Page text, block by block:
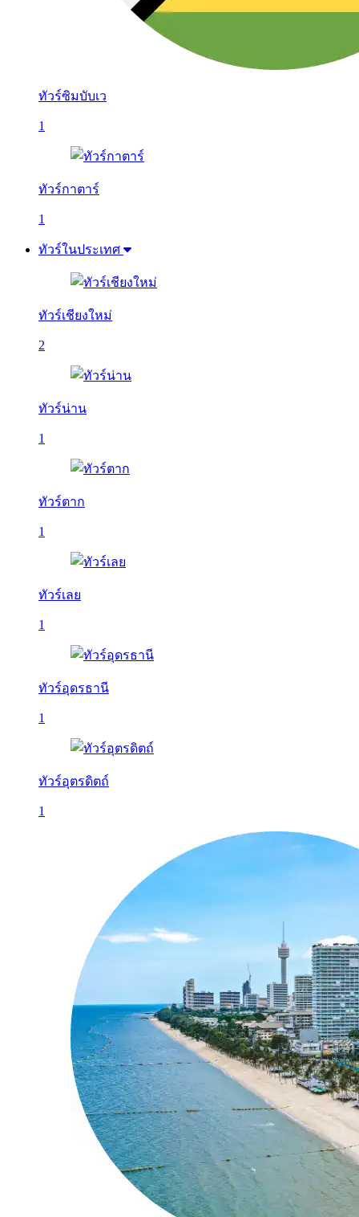
ทัวร์ซิมบับเว
1
ทัวร์กาตาร์
1
ทัวร์ในประเทศ
ทัวร์เชียงใหม่
2
ทัวร์น่าน
1
ทัวร์ตาก
1
ทัวร์เลย
1
ทัวร์อุดรธานี
1
ทัวร์อุตรดิตถ์
1